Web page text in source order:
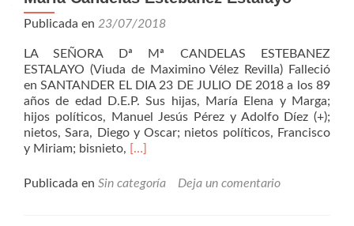
Publicada en 23/07/2018
LA SEÑORA Dª Mª CANDELAS ESTEBANEZ
ESTALAYO (Viuda de Maximino Vélez Revilla) Falleció
en SANTANDER EL DIA 23 DE JULIO DE 2018 a los 89
años de edad D.E.P. Sus hijas, María Elena y Marga;
hijos políticos, Manuel Jesús Pérez y Adolfo Díez (+);
nietos, Sara, Diego y Oscar; nietos políticos, Francisco
y Miriam; bisnieto, Leer
Candelas
[…]
Publicada en Sin categoría Deja un comentario
de
entradas